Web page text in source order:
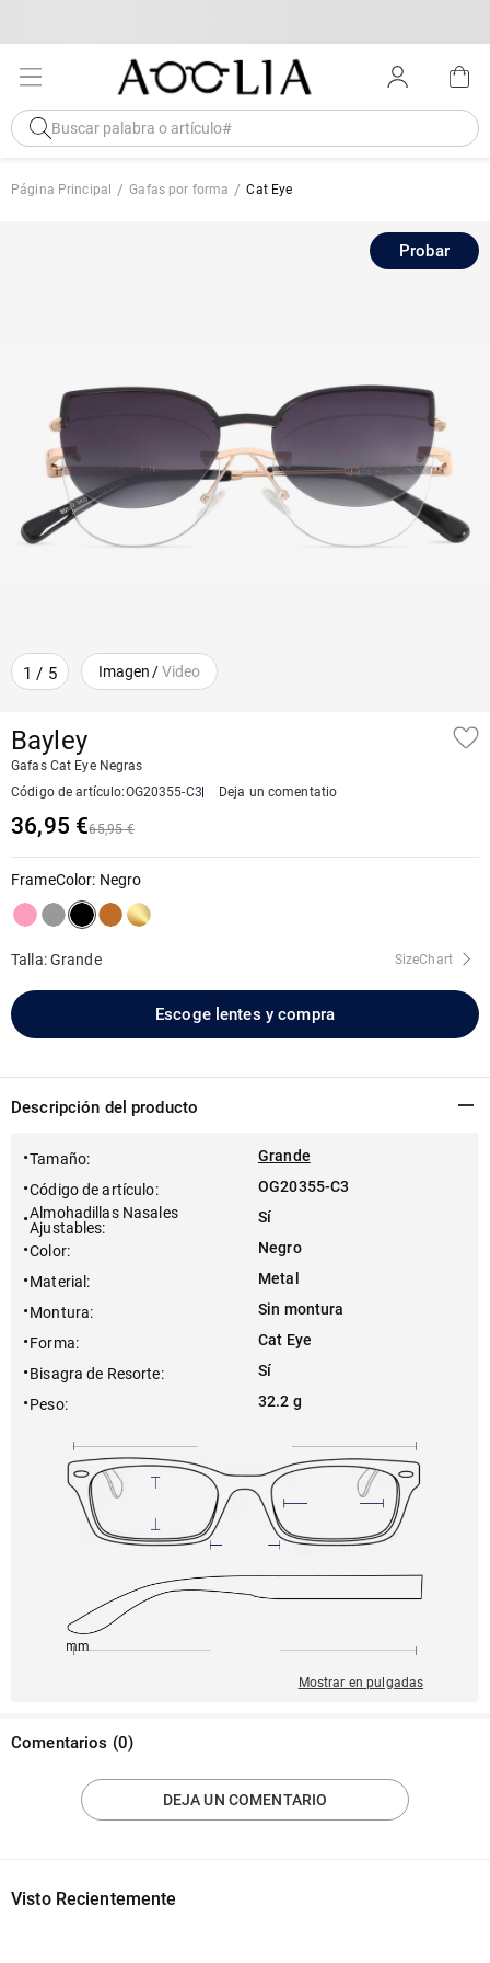
Página Principal Gafas por forma Cat Eye
1 / 5 Imagen /Video
Probar
Bayley
Gafas Cat Eye Negras
Código de artículo:OG20355-C3 Deja un comentatio
36,95 €65,95 €
FrameColor: Negro
Talla: Grande SizeChart
Escoge lentes y compra
Descripción del producto
Tamaño:
Grande
Código de artículo:
OG20355-C3
Almohadillas Nasales
Ajustables:
Sí
Color:
Negro
Material :
Metal
Montura:
Sin montura
Forma:
Cat Eye
Bisagra de Resorte:
Sí
Peso: 32.2 g
142mm
Mostrar en pulgadas
Comentarios (0)
DEJA UN COMENTARIO
Visto Recientemente